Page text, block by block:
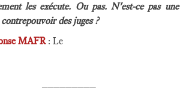
les exécute. Ou pas. N'est-ce pas
des juges ?
MAFR: Le